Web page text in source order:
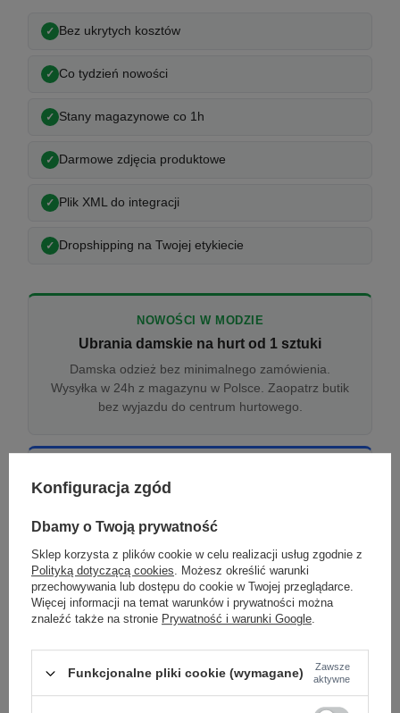
Bez ukrytych kosztów
Co tydzień nowości
Stany magazynowe co 1h
Darmowe zdjęcia produktowe
Plik XML do integracji
Dropshipping na Twojej etykiecie
NOWOŚCI W MODZIE
Ubrania damskie na hurt od 1 sztuki
Damska odzież bez minimalnego zamówienia.
Wysyłka w 24h z magazynu w Polsce. Zaopatrz butik
bez wyjazdu do centrum hurtowego.
Odzież damska hurtowo online
Internetowa hurtownia damska z plikiem XML/CSV.
Aktualizacja stanów co godzinę.
DROPSHIPPING
Damskie ubrania w dropshippingu
Hurt odzieży damskiej z wysyłką na etykiecie Twojego
sklepu w całej UE. Zero magazynu, zero
Konfiguracja zgód
Dbamy o Twoją prywatność
Sklep korzysta z plików cookie w celu realizacji usług zgodnie z
Polityką dotyczącą cookies. Możesz określić warunki
przechowywania lub dostępu do cookie w Twojej przeglądarce.
Więcej informacji na temat warunków i prywatności można
znaleźć także na stronie Prywatność i warunki Google.
Funkcjonalne pliki cookie (wymagane)
Zawsze
aktywne